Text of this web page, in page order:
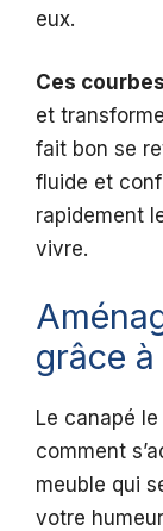
eux.
Ces
et
fait bon se
fluide et
rapidement
vivre.
grâce
Le canapé
comment
meuble qui
votre